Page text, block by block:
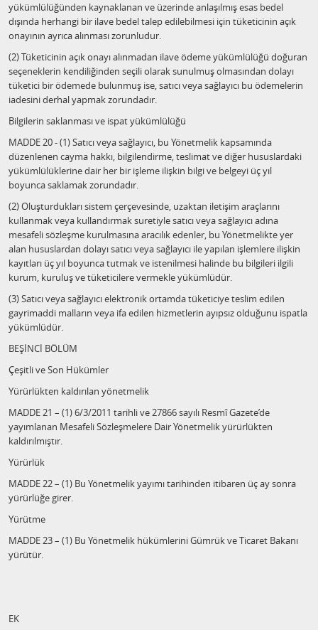
yükümlülüğünden kaynaklanan ve üzerinde anlaşılmış esas bedel
dışında herhangi bir ilave bedel talep edilebilmesi için tüketicinin açık
onayının ayrıca alınması zorunludur.
(2) Tüketicinin açık onayı alınmadan ilave ödeme yükümlülüğü doğuran
seçeneklerin kendiliğinden seçili olarak sunulmuş olmasından dolayı
tüketici bir ödemede bulunmuş ise, satıcı veya sağlayıcı bu ödemelerin
iadesini derhal yapmak zorundadır.
Bilgilerin saklanması ve ispat yükümlülüğü
MADDE 20 - (1) Satıcı veya sağlayıcı, bu Yönetmelik kapsamında
düzenlenen cayma hakkı, bilgilendirme, teslimat ve diğer hususlardaki
yükümlülüklerine dair her bir işleme ilişkin bilgi ve belgeyi üç yıl
boyunca saklamak zorundadır.
(2) Oluşturdukları sistem çerçevesinde, uzaktan iletişim araçlarını
kullanmak veya kullandırmak suretiyle satıcı veya sağlayıcı adına
mesafeli sözleşme kurulmasına aracılık edenler, bu Yönetmelikte yer
alan hususlardan dolayı satıcı veya sağlayıcı ile yapılan işlemlere ilişkin
kayıtları üç yıl boyunca tutmak ve istenilmesi halinde bu bilgileri ilgili
kurum, kuruluş ve tüketicilere vermekle yükümlüdür.
(3) Satıcı veya sağlayıcı elektronik ortamda tüketiciye teslim edilen
gayrimaddi malların veya ifa edilen hizmetlerin ayıpsız olduğunu ispatla
yükümlüdür.
BEŞİNCİ BÖLÜM
Çeşitli ve Son Hükümler
Yürürlükten kaldırılan yönetmelik
MADDE 21 – (1) 6/3/2011 tarihli ve 27866 sayılı Resmî Gazete’de
yayımlanan Mesafeli Sözleşmelere Dair Yönetmelik yürürlükten
kaldırılmıştır.
Yürürlük
MADDE 22 – (1) Bu Yönetmelik yayımı tarihinden itibaren üç ay sonra
yürürlüğe girer.
Yürütme
MADDE 23 – (1) Bu Yönetmelik hükümlerini Gümrük ve Ticaret Bakanı
yürütür.
EK